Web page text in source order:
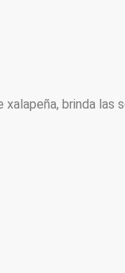
brinda